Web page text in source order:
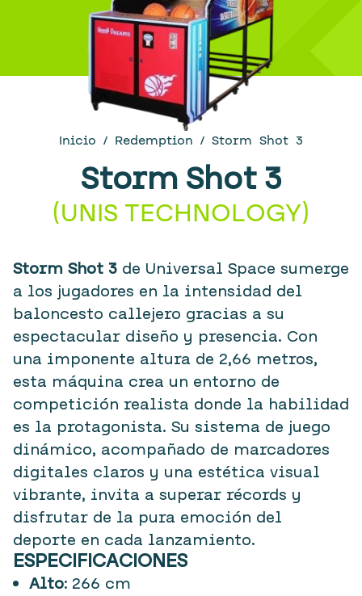
Inicio / Redemption / Storm Shot 3
Storm Shot 3
(UNIS TECHNOLOGY)
Storm Shot 3 de Universal Space sumerge
a los jugadores en la intensidad del
baloncesto callejero gracias a su
espectacular diseño y presencia. Con
una imponente altura de 2,66 metros,
esta máquina crea un entorno de
competición realista donde la habilidad
es la protagonista. Su sistema de juego
dinámico, acompañado de marcadores
digitales claros y una estética visual
vibrante, invita a superar récords y
disfrutar de la pura emoción del
deporte en cada lanzamiento.
ESPECIFICACIONES
Alto: 266 cm